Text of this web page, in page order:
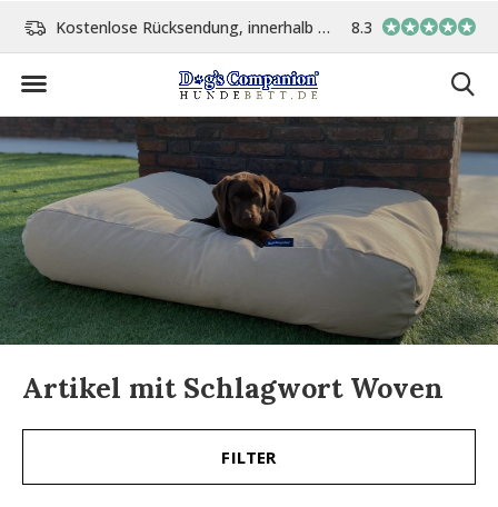
Kostenlose Rücksendung, innerhalb 14 Tage Vor 15:00 Uhr bestellt,
8.3
Artikel mit Schlagwort Woven
FILTER